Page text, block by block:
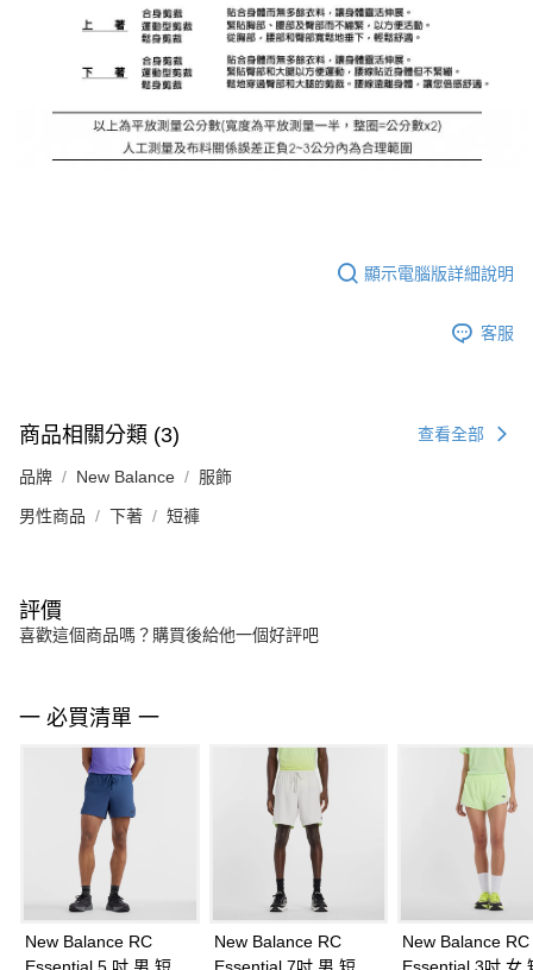
顯示電腦版詳細說明
客服
商品相關分類 (3) 查看全部
品牌 New Balance 服飾
男性商品 下著 短褲
評價
喜歡這個商品嗎？購買後給他一個好評吧
一 必買清單 一
New Balance RC
Essential 5 吋 男 短褲
New Balance RC
Essential 7吋 男 短褲
New Balance RC
Essential 3吋 女